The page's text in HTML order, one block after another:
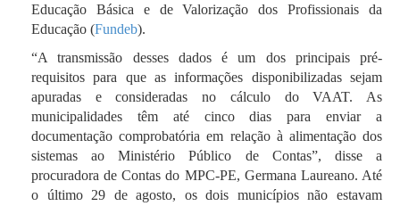
Educação Básica e de Valorização dos Profissionais da
Educação (Fundeb).
“A transmissão desses dados é um dos principais pré-
requisitos para que as informações disponibilizadas sejam
apuradas e consideradas no cálculo do VAAT. As
municipalidades têm até cinco dias para enviar a
documentação comprobatória em relação à alimentação dos
sistemas ao Ministério Público de Contas”, disse a
procuradora de Contas do MPC-PE, Germana Laureano. Até
o último 29 de agosto, os dois municípios não estavam